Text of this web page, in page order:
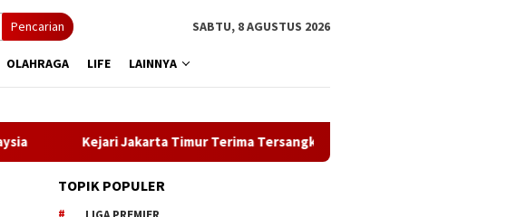
Pencarian SABTU, 8 AGUSTUS 2026
OLAHRAGA LIFE LAINNYA
Kejari Jakarta Timur Terima Tersangka Kasus Pidana Cukai
TOPIK POPULER